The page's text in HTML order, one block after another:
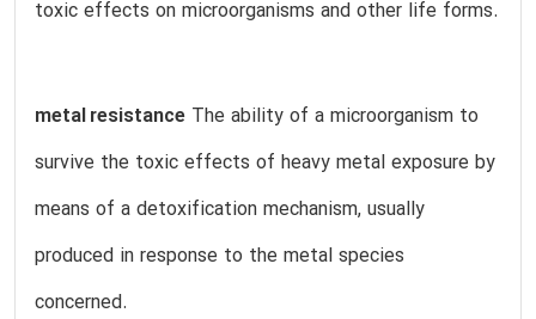
toxic effects on microorganisms and other life forms.
metal resistance The ability of a microorganism to
survive the toxic effects of heavy metal exposure by
means of a detoxification mechanism, usually
produced in response to the metal species
concerned.